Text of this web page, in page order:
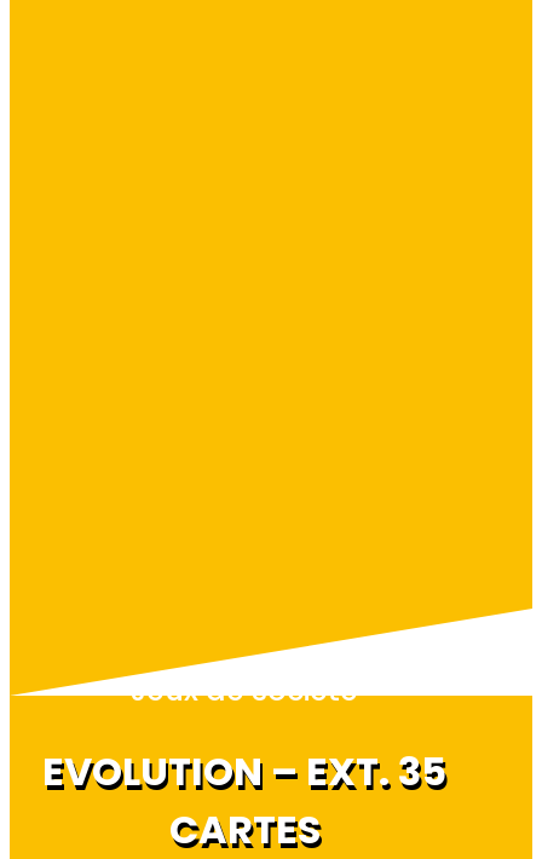
Jeux de société
EVOLUTION – EXT. 35
CARTES